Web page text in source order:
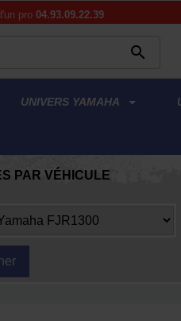
pro 04.93.09.22.39

UNIVERS YAMAHA
PAR VÉHICULE